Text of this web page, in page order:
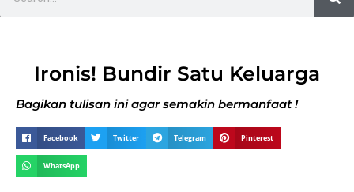
Ironis! Bundir Satu Keluarga
Bagikan tulisan ini agar semakin bermanfaat !
Facebook Twitter Telegram Pinterest
WhatsApp